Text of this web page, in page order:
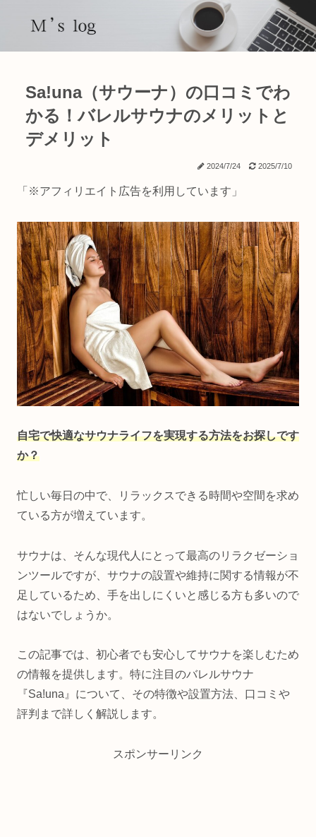
Sa!una（サウーナ）の口コミでわ
かる！バレルサウナのメリットと
デメリット
2024/7/24 2025/7/10
「※アフィリエイト広告を利用しています」
自宅で快適なサウナライフを実現する方法をお探しです
か？
忙しい毎日の中で、リラックスできる時間や空間を求め
ている方が増えています。
サウナは、そんな現代人にとって最高のリラクゼーショ
ンツールですが、サウナの設置や維持に関する情報が不
足しているため、手を出しにくいと感じる方も多いので
はないでしょうか。
この記事では、初心者でも安心してサウナを楽しむため
の情報を提供します。特に注目のバレルサウナ
『Sa!una』について、その特徴や設置方法、口コミや
評判まで詳しく解説します。
スポンサーリンク